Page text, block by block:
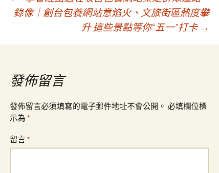
導
覽
錄像｜創台包養網站意焰火、文旅街區熱度攀
升 這些景點等你“五一”打卡 →
發佈留言
發佈留言必須填寫的電子郵件地址不會公開。 必填欄位標
示為 *
留言 *